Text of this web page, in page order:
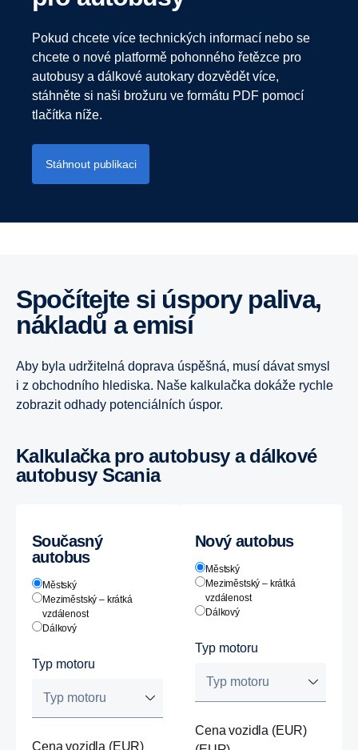
Pokud chcete více technických informací nebo se
chcete o nové platformě pohonného řetězce pro
autobusy a dálkové autokary dozvědět více,
stáhněte si naši brožuru ve formátu PDF pomocí
tlačítka níže.
Stáhnout publikaci
Spočítejte si úspory paliva,
nákladů a emisí
Aby byla udržitelná doprava úspěšná, musí dávat smysl
i z obchodního hlediska. Naše kalkulačka dokáže rychle
zobrazit odhady potenciálních úspor.
Kalkulačka pro autobusy a dálkové
autobusy Scania
Současný
autobus
Městský
Meziměstský – krátká
vzdálenost
Dálkový
Typ motoru
Typ motoru
Cena vozidla (EUR)
Nový autobus
Městský
Meziměstský – krátká
vzdálenost
Dálkový
Typ motoru
Typ motoru
Cena vozidla (EUR)